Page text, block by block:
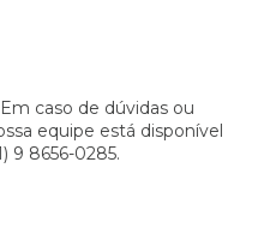
Em caso de dúvidas ou
equipe está disponível
9 8656-0285.